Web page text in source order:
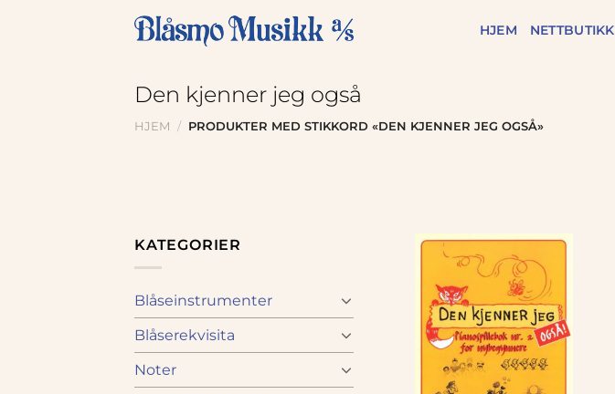
HJEM NETTBUTIKK
Den kjenner jeg også
HJEM / PRODUKTER MED STIKKORD «DEN KJENNER JEG OGSÅ»
KATEGORIER
Blåseinstrumenter
Blåserekvisita
Noter